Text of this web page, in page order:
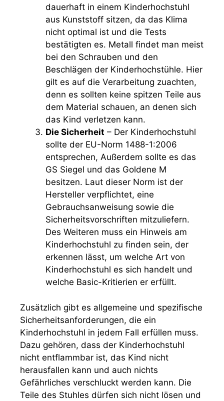
dauerhaft in einem Kinderhochstuhl
aus Kunststoff sitzen, da das Klima
nicht optimal ist und die Tests
bestätigten es. Metall findet man meist
bei den Schrauben und den
Beschlägen der Kinderhochstühle. Hier
gilt es auf die Verarbeitung zuachten,
denn es sollten keine spitzen Teile aus
dem Material schauen, an denen sich
das Kind verletzen kann.
Die Sicherheit – Der Kinderhochstuhl
sollte der EU-Norm 1488-1:2006
entsprechen, Außerdem sollte es das
GS Siegel und das Goldene M
besitzen. Laut dieser Norm ist der
Hersteller verpflichtet, eine
Gebrauchsanweisung sowie die
Sicherheitsvorschriften mitzuliefern.
Des Weiteren muss ein Hinweis am
Kinderhochstuhl zu finden sein, der
erkennen lässt, um welche Art von
Kinderhochstuhl es sich handelt und
welche Basic-Kritierien er erfüllt.
Zusätzlich gibt es allgemeine und spezifische
Sicherheitsanforderungen, die ein
Kinderhochstuhl in jedem Fall erfüllen muss.
Dazu gehören, dass der Kinderhochstuhl
nicht entflammbar ist, das Kind nicht
herausfallen kann und auch nichts
Gefährliches verschluckt werden kann. Die
Teile des Stuhles dürfen sich nicht lösen und